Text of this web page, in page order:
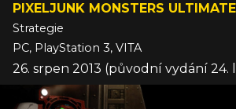
PIXELJUNK MONSTERS ULTIMATE
Strategie
PC, PlayStation 3, VITA
26. srpen 2013 (původní vydání 24.